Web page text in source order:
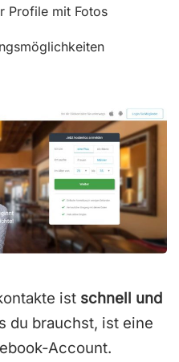
Profile mit Fotos
ist schnell und
du brauchst, ist eine
Account.